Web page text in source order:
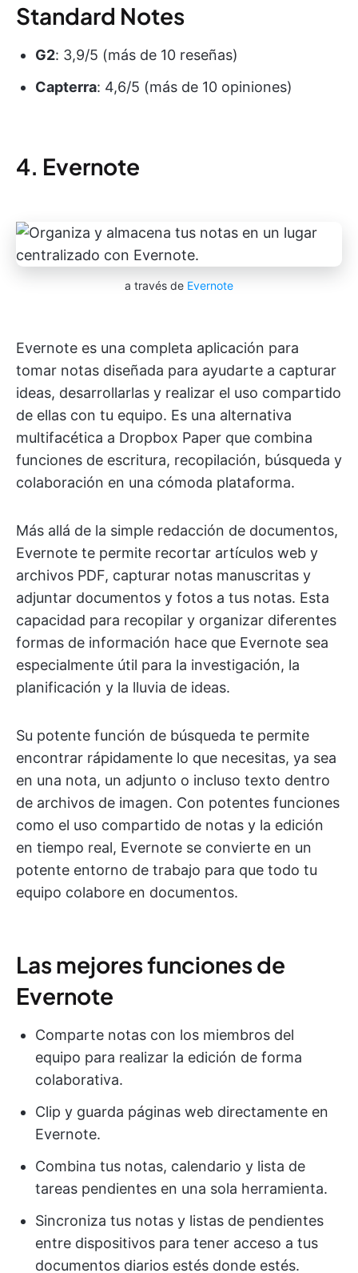
Standard Notes
G2: 3,9/5 (más de 10 reseñas)
Capterra: 4,6/5 (más de 10 opiniones)
4. Evernote
a través de Evernote
Evernote es una completa aplicación para
tomar notas diseñada para ayudarte a capturar
ideas, desarrollarlas y realizar el uso compartido
de ellas con tu equipo. Es una alternativa
multifacética a Dropbox Paper que combina
funciones de escritura, recopilación, búsqueda y
colaboración en una cómoda plataforma.
Más allá de la simple redacción de documentos,
Evernote te permite recortar artículos web y
archivos PDF, capturar notas manuscritas y
adjuntar documentos y fotos a tus notas. Esta
capacidad para recopilar y organizar diferentes
formas de información hace que Evernote sea
especialmente útil para la investigación, la
planificación y la lluvia de ideas.
Su potente función de búsqueda te permite
encontrar rápidamente lo que necesitas, ya sea
en una nota, un adjunto o incluso texto dentro
de archivos de imagen. Con potentes funciones
como el uso compartido de notas y la edición
en tiempo real, Evernote se convierte en un
potente entorno de trabajo para que todo tu
equipo colabore en documentos.
Las mejores funciones de
Evernote
Comparte notas con los miembros del
equipo para realizar la edición de forma
colaborativa.
Clip y guarda páginas web directamente en
Evernote.
Combina tus notas, calendario y lista de
tareas pendientes en una sola herramienta.
Sincroniza tus notas y listas de pendientes
entre dispositivos para tener acceso a tus
documentos diarios estés donde estés.